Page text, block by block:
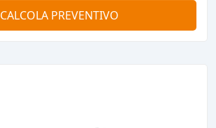
CALCOLA PREVENTIVO